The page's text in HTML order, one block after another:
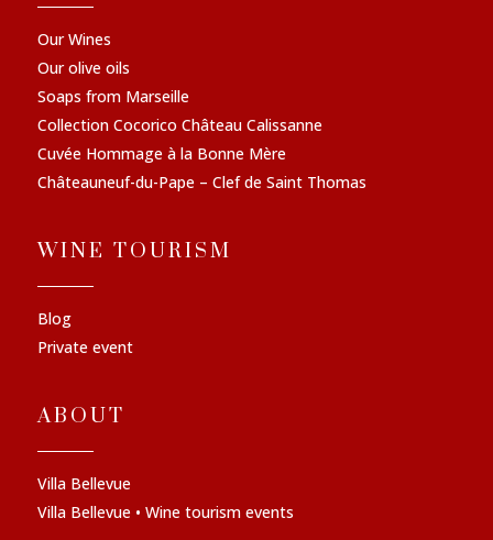
Our Wines
Our olive oils
Soaps from Marseille
Collection Cocorico Château Calissanne
Cuvée Hommage à la Bonne Mère
Châteauneuf-du-Pape – Clef de Saint Thomas
WINE TOURISM
Blog
Private event
ABOUT
Villa Bellevue
Villa Bellevue • Wine tourism events